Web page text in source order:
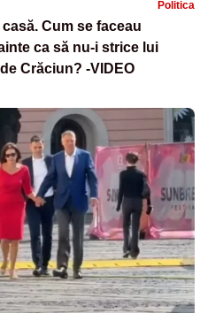
Politica
Cum se faceau
ca să nu-i strice lui
Crăciun? -VIDEO